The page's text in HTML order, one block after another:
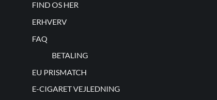
FIND OS HER
ERHVERV
FAQ
BETALING
EU PRISMATCH
E-CIGARET VEJLEDNING